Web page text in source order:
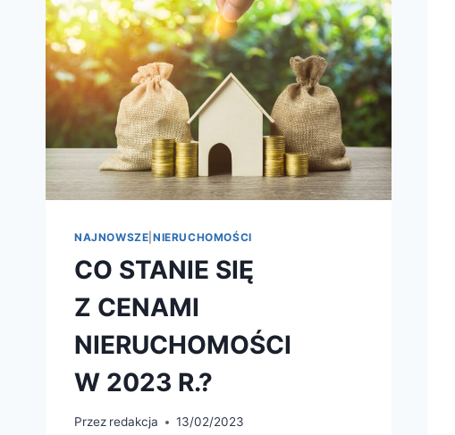
NAJNOWSZE NIERUCHOMOŚCI
CO STANIE SIĘ
Z CENAMI
NIERUCHOMOŚCI
W 2023 R.?
Przez redakcja 13/02/2023